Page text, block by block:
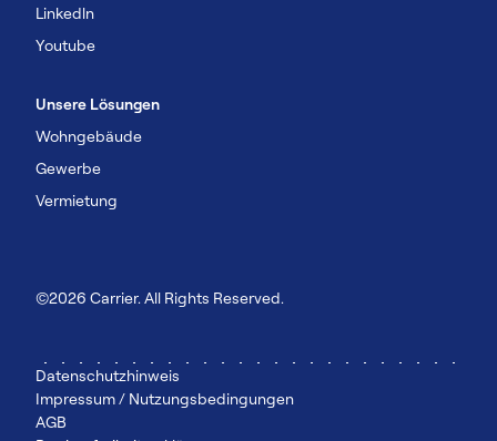
Linkedln
Youtube
Unsere Lösungen
Wohngebäude
Gewerbe
Vermietung
©2026 Carrier. All Rights Reserved.
Datenschutzhinweis
Impressum / Nutzungsbedingungen
AGB